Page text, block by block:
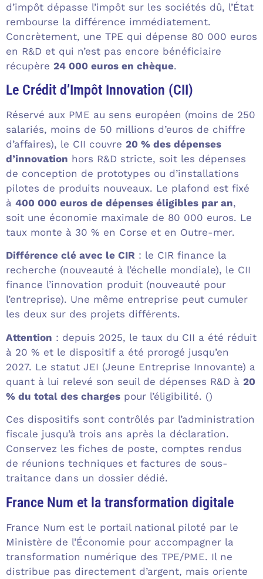
d’impôt dépasse l’impôt sur les sociétés dû, l’État
rembourse la différence immédiatement.
Concrètement, une TPE qui dépense 80 000 euros
en R&D et qui n’est pas encore bénéficiaire
récupère 24 000 euros en chèque.
Le Crédit d’Impôt Innovation (CII)
Réservé aux PME au sens européen (moins de 250
salariés, moins de 50 millions d’euros de chiffre
d’affaires), le CII couvre 20 % des dépenses
d’innovation hors R&D stricte, soit les dépenses
de conception de prototypes ou d’installations
pilotes de produits nouveaux. Le plafond est fixé
à 400 000 euros de dépenses éligibles par an,
soit une économie maximale de 80 000 euros. Le
taux monte à 30 % en Corse et en Outre-mer.
Différence clé avec le CIR : le CIR finance la
recherche (nouveauté à l’échelle mondiale), le CII
finance l’innovation produit (nouveauté pour
l’entreprise). Une même entreprise peut cumuler
les deux sur des projets différents.
Attention : depuis 2025, le taux du CII a été réduit
à 20 % et le dispositif a été prorogé jusqu’en
2027. Le statut JEI (Jeune Entreprise Innovante) a
quant à lui relevé son seuil de dépenses R&D à 20
% du total des charges pour l’éligibilité. ()
Ces dispositifs sont contrôlés par l’administration
fiscale jusqu’à trois ans après la déclaration.
Conservez les fiches de poste, comptes rendus
de réunions techniques et factures de sous-
traitance dans un dossier dédié.
France Num et la transformation digitale
France Num est le portail national piloté par le
Ministère de l’Économie pour accompagner la
transformation numérique des TPE/PME. Il ne
distribue pas directement d’argent, mais oriente